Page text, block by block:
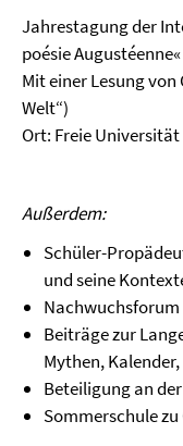
Jahrestagung der
poésie Augustéenne«
Mit einer Lesung
Welt“)
Ort: Freie
Außerdem:
Schüler-
und seine
Nachwuchsforum
Beiträge zur
Mythen,
Beteiligung an
Sommerschule